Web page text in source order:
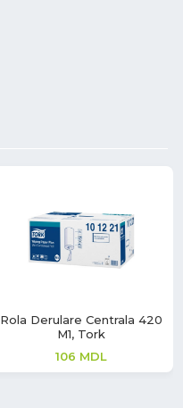
Rola Derulare Centrala 420
M1, Tork
106 MDL